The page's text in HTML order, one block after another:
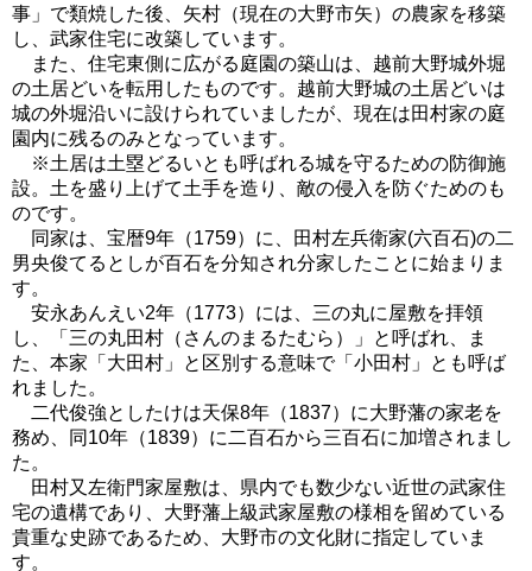
事」で類焼した後、矢村（現在の大野市矢）の農家を移築
し、武家住宅に改築しています。
また、住宅東側に広がる庭園の築山は、越前大野城外堀
の土居どいを転用したものです。越前大野城の土居どいは
城の外堀沿いに設けられていましたが、現在は田村家の庭
園内に残るのみとなっています。
※土居は土塁どるいとも呼ばれる城を守るための防御施
設。土を盛り上げて土手を造り、敵の侵入を防ぐためのも
のです。
同家は、宝暦9年（1759）に、田村左兵衛家(六百石)の二
男央俊てるとしが百石を分知され分家したことに始まりま
す。
安永あんえい2年（1773）には、三の丸に屋敷を拝領
し、「三の丸田村（さんのまるたむら）」と呼ばれ、ま
た、本家「大田村」と区別する意味で「小田村」とも呼ば
れました。
二代俊強としたけは天保8年（1837）に大野藩の家老を
務め、同10年（1839）に二百石から三百石に加増されまし
た。
田村又左衛門家屋敷は、県内でも数少ない近世の武家住
宅の遺構であり、大野藩上級武家屋敷の様相を留めている
貴重な史跡であるため、大野市の文化財に指定していま
す。